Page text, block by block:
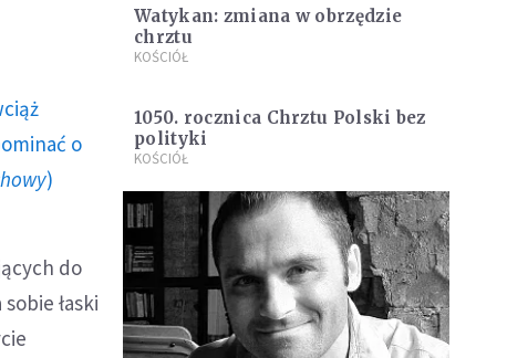
o
)
do
łaski
Watykan: zmiana w obrzędzie
chrztu
KOŚCIÓŁ
1050. rocznica Chrztu Polski bez
polityki
KOŚCIÓŁ